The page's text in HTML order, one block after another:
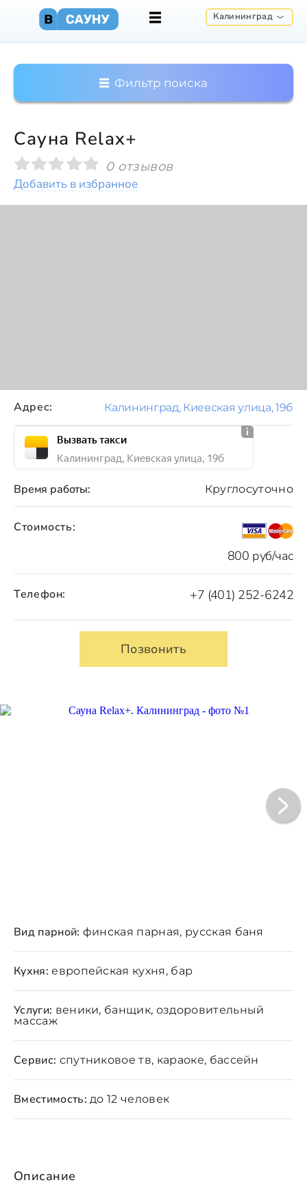
Калининград
Фильтр поиска
Сауна Relax+
0 отзывов
Добавить в избранное
Стоимость:
800 руб/час
Время работы: Круглосуточно
Телефон: +7 (401) 252-6242
Позвонить
Адрес: Калининград, Киевская улица, 19б
Вызвать такси
Калининград, Киевская улица, 19б
Описание
Вид парной: финская парная, русская баня
Кухня: европейская кухня, бар
Услуги: веники, банщик, оздоровительный
массаж
Сервис: спутниковое тв, караоке, бассейн
Вместимость: до 12 человек